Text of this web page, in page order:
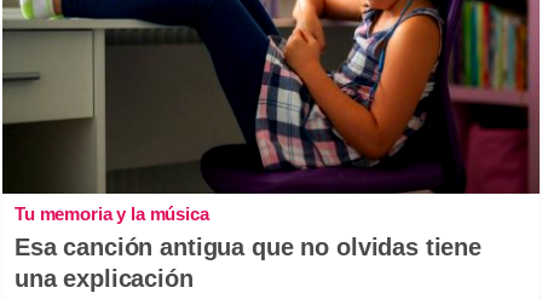
Tu memoria y la música
Esa canción antigua que no olvidas tiene
una explicación